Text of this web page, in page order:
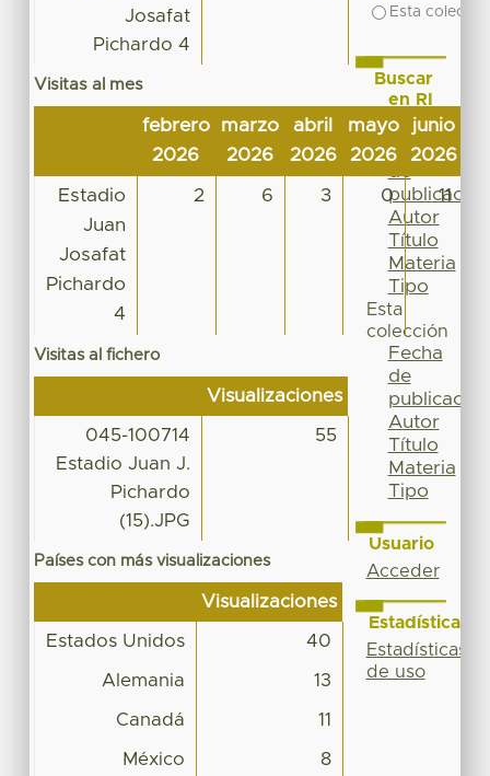
Josafat
Pichardo 4
Visitas al mes
febrero
2026
marzo
2026
abril
2026
mayo
2026
junio
2026
Estadio
Juan
Josafat
Pichardo
4
2 6 3 0 11
Visitas al fichero
Visualizaciones
045-100714
Estadio Juan J.
Pichardo
(15).JPG
55
Países con más visualizaciones
Visualizaciones
Estados Unidos 40
Alemania 13
Canadá 11
México 8
Esta
Buscar
en RI
Por
Fecha
de
publicación
Autor
Título
Materia
Tipo
Esta
colección
Fecha
de
publicación
Autor
Título
Materia
Tipo
Usuario
Acceder
Estadísticas
Estadísticas
de uso